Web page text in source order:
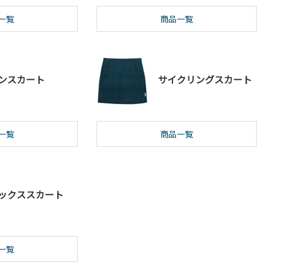
覧 商品一覧
スカート
覧
サイクリングスカート
商品一覧
クススカート
覧